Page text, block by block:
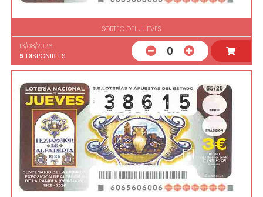
SORTEO DEL JUEVES
13/08/2026
5 DISPONIBLES 0